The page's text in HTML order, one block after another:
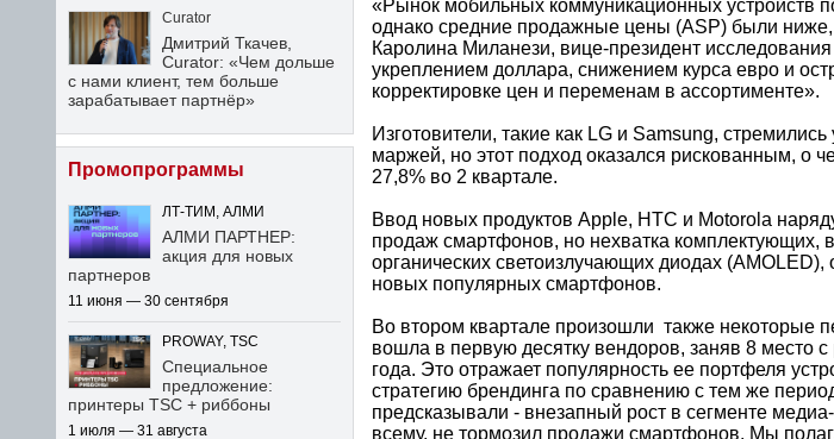
«Рынок мобильных коммуникационных устройств
однако средние продажные цены (ASP) были
Каролина Миланези, вице-президент
укреплением доллара, снижением курса евро и
корректировке цен и переменам в ассортименте».
Изготовители, такие как LG и Samsung,
маржей, но этот подход оказался рискованным, о
27,8% во 2 квартале.
Ввод новых продуктов Apple, HTC и Motorola
продаж смартфонов, но нехватка комплектующих,
органических светоизлучающих диодах
новых популярных смартфонов.
Во втором квартале произошли также некоторые
вошла в первую десятку вендоров, заняв 8 место
года. Это отражает популярность ее портфеля
стратегию брендинга по сравнению с тем же
предсказывали - внезапный рост в сегменте
всему, не тормозил продажи смартфонов. Мы
Curator
Дмитрий Ткачев,
Curator: «Чем дольше
с нами клиент, тем больше
зарабатывает партнёр»
Промопрограммы
ЛТ-ТИМ, АЛМИ
АЛМИ ПАРТНЕР:
акция для новых
партнеров
11 июня — 30 сентября
PROWAY, TSC
Специальное
предложение:
принтеры TSC + риббоны
1 июля — 31 августа